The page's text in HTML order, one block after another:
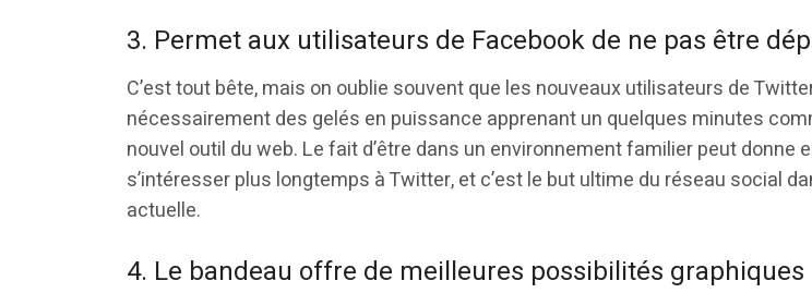
3. Permet aux utilisateurs de Facebook de ne pas être
C’est tout bête, mais on oublie souvent que les nouveaux utilisateurs de
nécessairement des gelés en puissance apprenant un quelques minutes
nouvel outil du web. Le fait d’être dans un environnement familier peut donne
s’intéresser plus longtemps à Twitter, et c’est le but ultime du réseau social
actuelle.
4. Le bandeau offre de meilleures possibilités graphiques